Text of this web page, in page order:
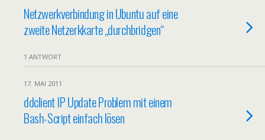
Netzwerkverbindung in Ubuntu auf eine
zweite Netzerkkarte „durchbridgen“
1 ANTWORT
17. MAI 2011
ddclient IP Update Problem mit einem
Bash-Script einfach lösen